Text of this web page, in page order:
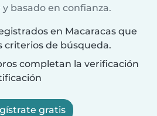
y basado en confianza.
en Macaracas que
criterios de búsqueda.
completan la verificación
gratis